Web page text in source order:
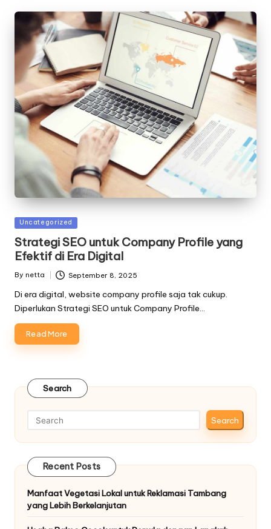
Posted
Uncategorized
Strategi SEO untuk Company Profile yang
Efektif di Era Digital
Posted
By netta September 8, 2025
Di era digital, website company profile saja tak cukup.
Diperlukan Strategi SEO untuk Company Profile…
Read More
Search
Search
Recent Posts
Manfaat Vegetasi Lokal untuk Reklamasi Tambang
yang Lebih Berkelanjutan